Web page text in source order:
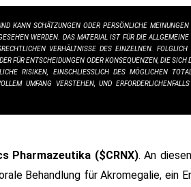
KANN SCHÄTZUNGEN ODER PERSÖNLICHE
WERDEN. DAS MATERIAL IST FÜR DIE
VERHÄLTNISSE DES EINZELNEN. FOLGLICH
FÜR ENTSCHEIDUNGEN ODER KONSEQUENZEN, DIE SICH
RISIKEN, EINSCHLIESSLICH DES MÖGLICHEN
UMFANG VERSTEHEN, UND ERFORDERLICHENFALLS
Pharmazeutika ($CRNX). An
Behandlung für Akromegalie, ein